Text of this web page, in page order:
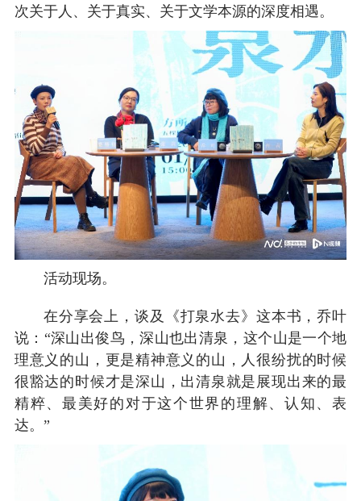
次关于人、关于真实、关于文学本源的深度相遇。
活动现场。
在分享会上，谈及《打泉水去》这本书，乔叶
说：“深山出俊鸟，深山也出清泉，这个山是一个地
理意义的山，更是精神意义的山，人很纷扰的时候
很豁达的时候才是深山，出清泉就是展现出来的最
精粹、最美好的对于这个世界的理解、认知、表
达。”